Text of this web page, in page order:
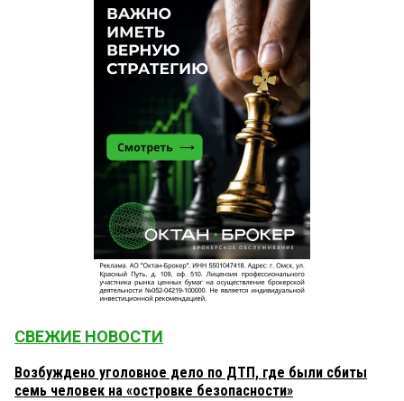
СВЕЖИЕ НОВОСТИ
Возбуждено уголовное дело по ДТП, где были сбиты
семь человек на «островке безопасности»